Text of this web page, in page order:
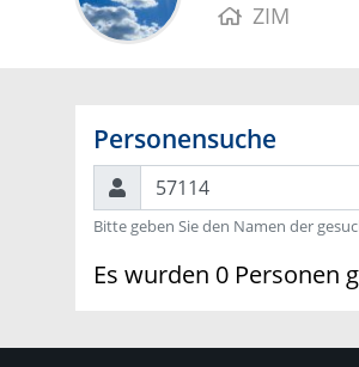
ZIM
Personensuche
Suchen
Bitte geben Sie den Namen der
Es wurden 0 Personen